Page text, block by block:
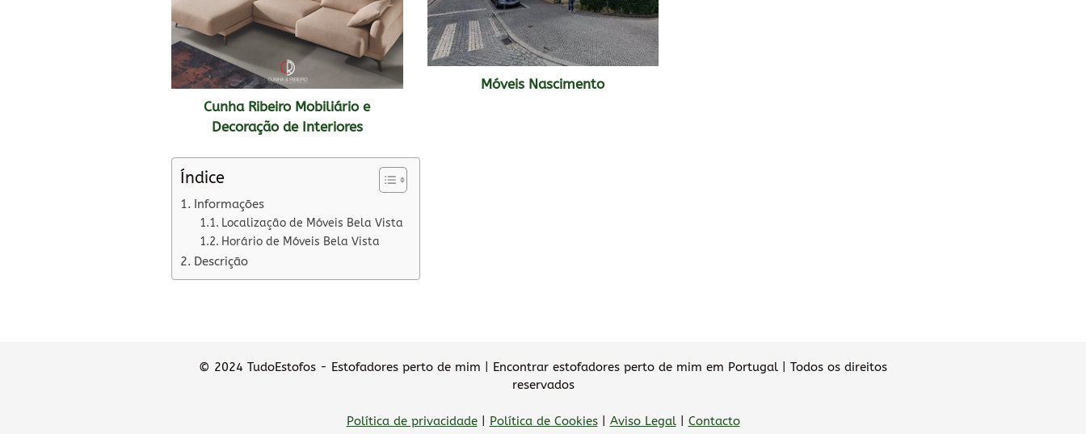
Cunha Ribeiro Mobiliário e
Decoração de Interiores
Móveis Nascimento
Índice
Informações
Localização de Móveis Bela Vista
Horário de Móveis Bela Vista
Descrição
© 2024 TudoEstofos - Estofadores perto de mim | Encontrar estofadores perto de mim em Portugal | Todos os direitos
reservados
Política de privacidade| Política de Cookies| Aviso Legal| Contacto